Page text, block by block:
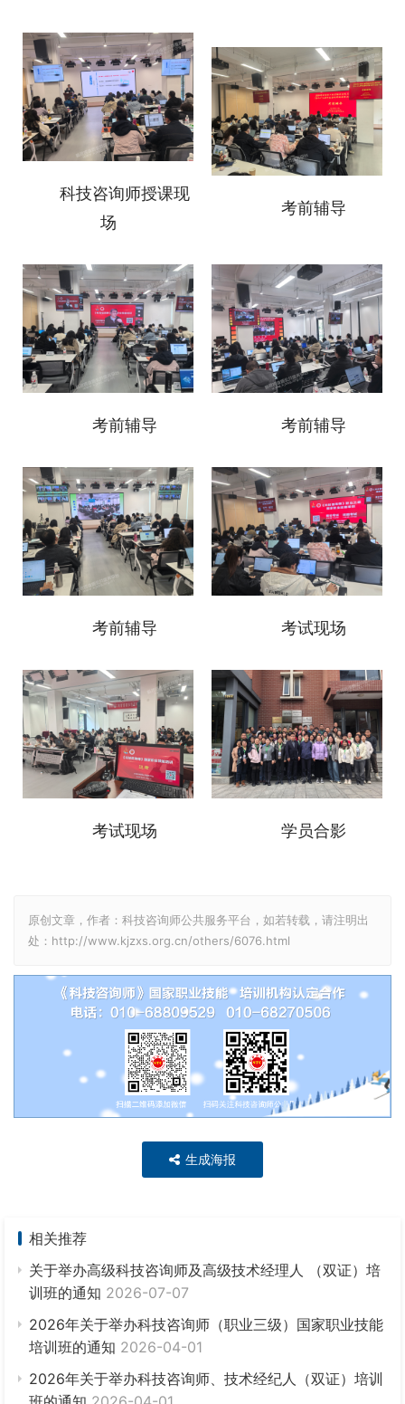
科技咨询师授课现
场
考前辅导
考前辅导 考前辅导
考前辅导 考试现场
考试现场 学员合影
原创文章，作者：科技咨询师公共服务平台，如若转载，请注明出
处：http://www.kjzxs.org.cn/others/6076.html
生成海报
相关推荐
关于举办高级科技咨询师及高级技术经理人 （双证）培
训班的通知 2026-07-07
2026年关于举办科技咨询师（职业三级）国家职业技能
培训班的通知 2026-04-01
2026年关于举办科技咨询师、技术经纪人（双证）培训